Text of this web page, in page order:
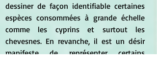
dessiner de façon identifiable certaines
espèces consommées à grande échelle
comme les cyprins et surtout les
chevesnes. En revanche, il est un désir
manifeste de représenter certains